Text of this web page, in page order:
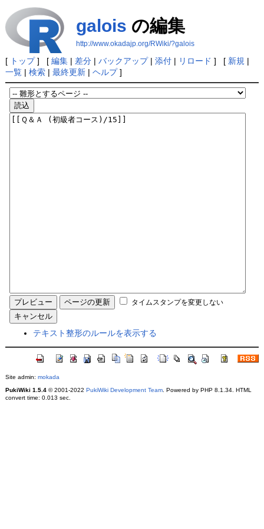
galois の編集
http://www.okadajp.org/RWiki/?galois
[ トップ] [ 編集| 差分| バックアップ| 添付| リロード ] [ 新規 |
一覧| 検索| 最終更新| ヘルプ]
タイムスタンプを変更しない
テキスト整形のルールを表示する
Site admin: mokada
PukiWiki 1.5.4© 2001-2022 PukiWiki Development Team. Powered by PHP 8.1.34. HTML
convert time: 0.013 sec.